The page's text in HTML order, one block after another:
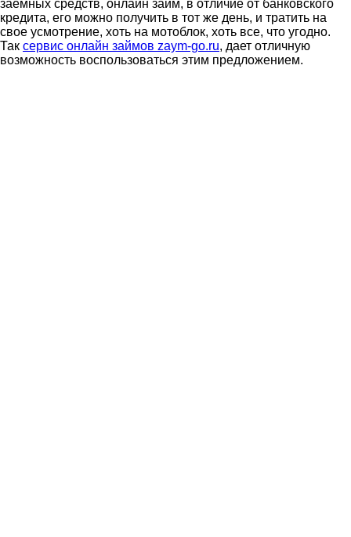
заемных средств, онлайн займ, в отличие от банковского
кредита, его можно получить в тот же день, и тратить на
свое усмотрение, хоть на мотоблок, хоть все, что угодно.
Так сервис онлайн займов zaym-go.ru, дает отличную
возможность воспользоваться этим предложением.